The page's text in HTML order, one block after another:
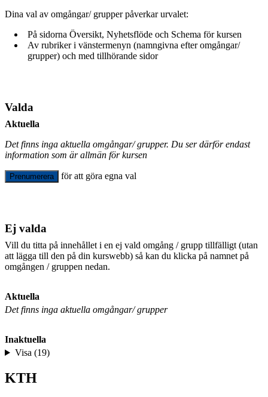
Dina val av omgångar/ grupper påverkar urvalet:
På sidorna Översikt, Nyhetsflöde och Schema för kursen
Av rubriker i vänstermenyn (namngivna efter omgångar/
grupper) och med tillhörande sidor
Valda
Aktuella
Det finns inga aktuella omgångar/ grupper. Du ser därför endast
information som är allmän för kursen
Prenumerera för att göra egna val
Ej valda
Vill du titta på innehållet i en ej vald omgång / grupp tillfälligt (utan
att lägga till den på din kurswebb) så kan du klicka på namnet på
omgången / gruppen nedan.
Aktuella
Det finns inga aktuella omgångar/ grupper
Inaktuella
Visa (19)
KTH